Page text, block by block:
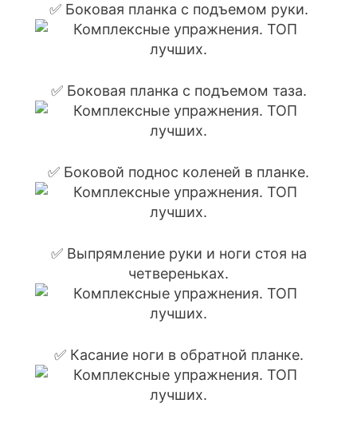
✅ Боковая планка с подъемом руки.
✅ Боковая планка с подъемом таза.
✅ Боковой поднос коленей в планке.
✅ Выпрямление руки и ноги стоя на
четвереньках.
✅ Касание ноги в обратной планке.